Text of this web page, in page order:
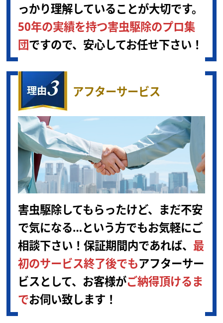
っかり理解していることが大切です。
50年の実績を持つ害虫駆除のプロ集
団ですので、安心してお任せ下さい！
アフターサービス
害虫駆除してもらったけど、まだ不安
で気になる…という方でもお気軽にご
相談下さい！保証期間内であれば、 最
初のサービス終了後でもアフターサー
ビスとして、お客様がご納得頂けるま
でお伺い致します！